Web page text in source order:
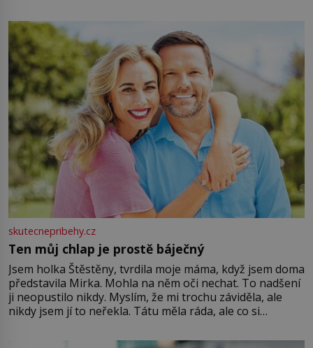
můžete obohatit své rituály a přinést do svého života
větší harmonii a klid. Je důležité
skutecnepribehy.cz
Ten můj chlap je prostě báječný
Jsem holka Štěstěny, tvrdila moje máma, když jsem doma
představila Mirka. Mohla na něm oči nechat. To nadšení
ji neopustilo nikdy. Myslím, že mi trochu záviděla, ale
nikdy jsem jí to neřekla. Tátu měla ráda, ale co si
Jsme spolu moc rádi Tehdy byla jiná doba, když